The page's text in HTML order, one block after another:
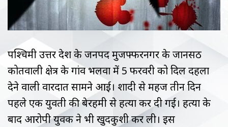
पश्चिमी उत्तर प्रदेश के जनपद मुजफ्फरनगर के जानसठ
कोतवाली क्षेत्र के गांव भलवा में 5 फरवरी को दिल दहला
देने वाली वारदात सामने आई। शादी से महज तीन दिन
पहले एक युवती की बेरहमी से हत्या कर दी गई। हत्या के
बाद आरोपी युवक ने भी खुदकुशी कर ली। इस